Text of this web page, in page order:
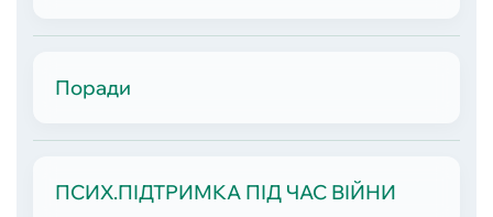
Поради
ПСИХ.ПІДТРИМКА ПІД ЧАС ВІЙНИ